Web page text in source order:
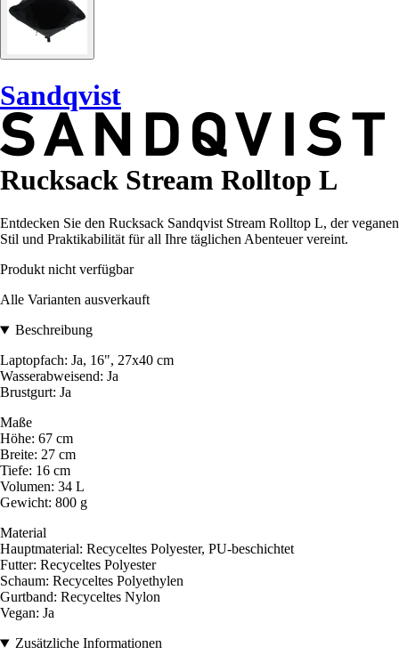
Sandqvist
Rucksack Stream Rolltop L
Entdecken Sie den Rucksack Sandqvist Stream Rolltop L, der veganen
Stil und Praktikabilität für all Ihre täglichen Abenteuer vereint.
Produkt nicht verfügbar
Alle Varianten ausverkauft
Beschreibung
Laptopfach: Ja, 16", 27x40 cm
Wasserabweisend: Ja
Brustgurt: Ja
Maße
Höhe: 67 cm
Breite: 27 cm
Tiefe: 16 cm
Volumen: 34 L
Gewicht: 800 g
Material
Hauptmaterial: Recyceltes Polyester, PU-beschichtet
Futter: Recyceltes Polyester
Schaum: Recyceltes Polyethylen
Gurtband: Recyceltes Nylon
Vegan: Ja
Zusätzliche Informationen